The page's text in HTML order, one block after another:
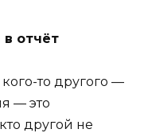
в отчёт
то другого —
— это
другой не